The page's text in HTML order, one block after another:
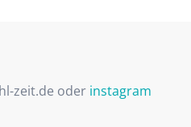
zeit.de oder instagram